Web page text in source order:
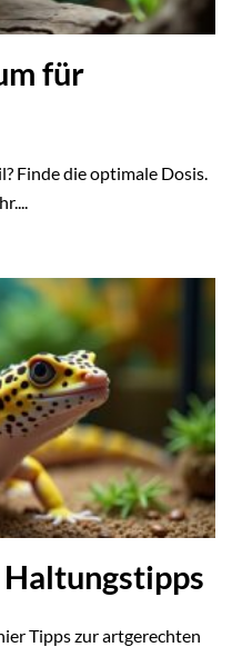
für
Finde die optimale Dosis.
Tipps zur artgerechten